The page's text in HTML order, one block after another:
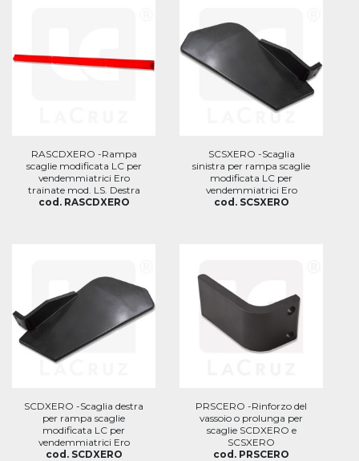
RASCDXERO -Rampa
scaglie modificata LC per
vendemmiatrici Ero
trainate mod. LS. Destra
cod. RASCDXERO
SCSXERO -Scaglia
sinistra per rampa scaglie
modificata LC per
vendemmiatrici Ero
cod. SCSXERO
SCDXERO -Scaglia destra
per rampa scaglie
modificata LC per
vendemmiatrici Ero
cod. SCDXERO
PRSCERO -Rinforzo del
vassoio o prolunga per
scaglie SCDXERO e
SCSXERO
cod. PRSCERO